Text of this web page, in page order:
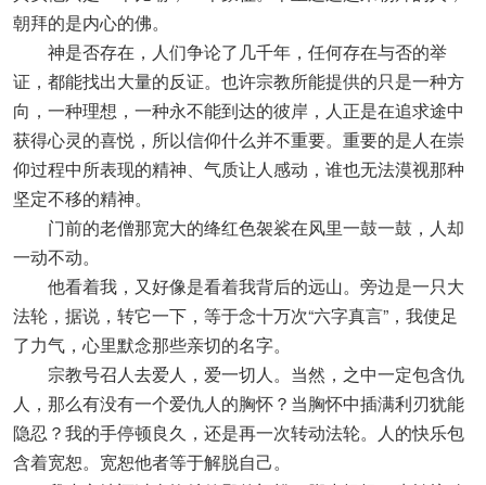
朝拜的是内心的佛。
神是否存在，人们争论了几千年，任何存在与否的举
证，都能找出大量的反证。也许宗教所能提供的只是一种方
向，一种理想，一种永不能到达的彼岸，人正是在追求途中
获得心灵的喜悦，所以信仰什么并不重要。重要的是人在崇
仰过程中所表现的精神、气质让人感动，谁也无法漠视那种
坚定不移的精神。
门前的老僧那宽大的绛红色袈裟在风里一鼓一鼓，人却
一动不动。
他看着我，又好像是看着我背后的远山。旁边是一只大
法轮，据说，转它一下，等于念十万次“六字真言”，我使足
了力气，心里默念那些亲切的名字。
宗教号召人去爱人，爱一切人。当然，之中一定包含仇
人，那么有没有一个爱仇人的胸怀？当胸怀中插满利刃犹能
隐忍？我的手停顿良久，还是再一次转动法轮。人的快乐包
含着宽恕。宽恕他者等于解脱自己。